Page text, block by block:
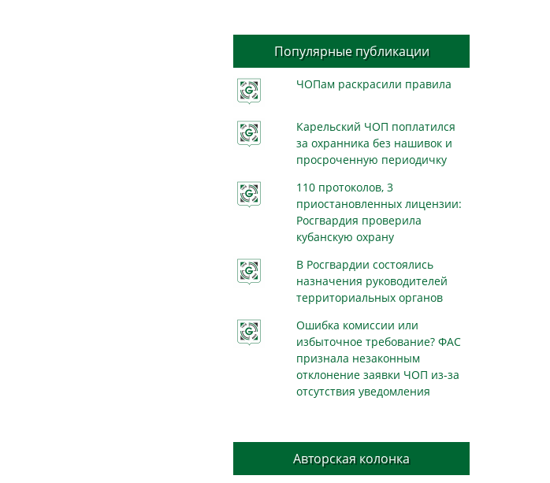
Популярные публикации
ЧОПам раскрасили правила
Карельский ЧОП поплатился
за охранника без нашивок и
просроченную периодичку
110 протоколов, 3
приостановленных лицензии:
Росгвардия проверила
кубанскую охрану
В Росгвардии состоялись
назначения руководителей
территориальных органов
Ошибка комиссии или
избыточное требование? ФАС
признала незаконным
отклонение заявки ЧОП из-за
отсутствия уведомления
Авторская колонка